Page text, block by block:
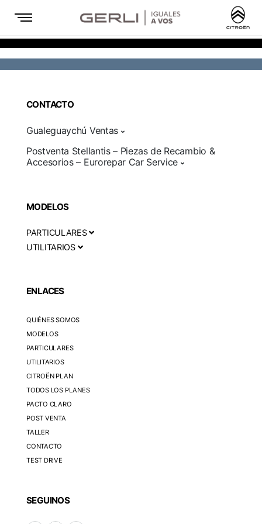
CONTACTO
Gualeguaychú Ventas
Postventa Stellantis – Piezas de Recambio &
Accesorios – Eurorepar Car Service
MODELOS
PARTICULARES
UTILITARIOS
ENLACES
QUIÉNES SOMOS
MODELOS
PARTICULARES
UTILITARIOS
CITROËN PLAN
TODOS LOS PLANES
PACTO CLARO
POST VENTA
TALLER
CONTACTO
TEST DRIVE
SEGUINOS